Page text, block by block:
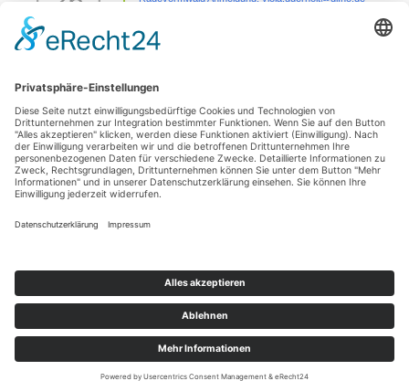
11
Okt.
Karpal/Sprunggelenk bis Huf)
11 Okt. 26
Burgstetten
01
Nov.
1 Tages Hufseminar-Sezieren16727 Velten - mit Michelle
Yakobi Anmeldung: unter info@difho.de
Impressum
Die Huforthopädie Schule |Bootstrap-Theme für WordPress